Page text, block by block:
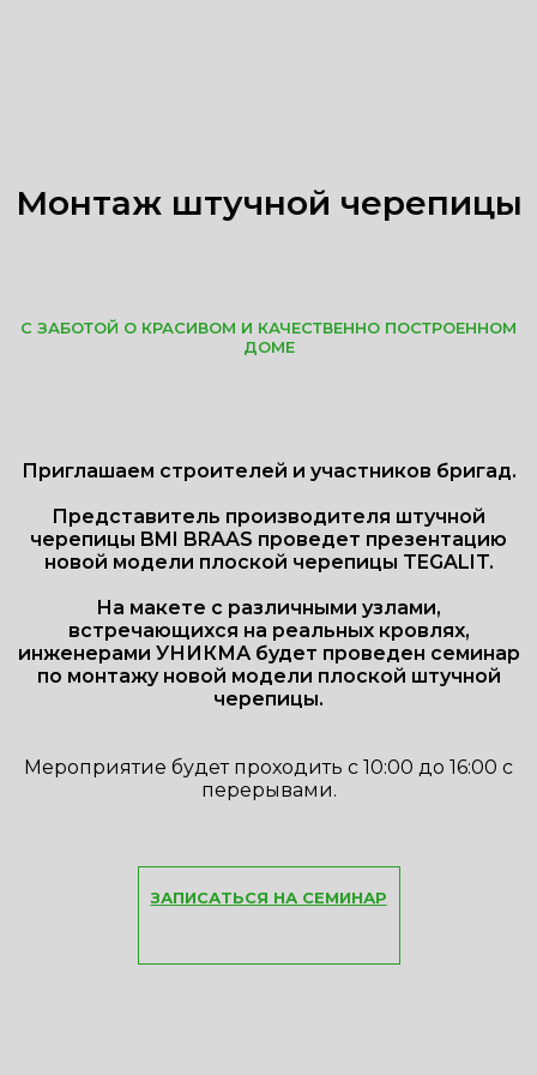
Монтаж штучной черепицы
С ЗАБОТОЙ О КРАСИВОМ И КАЧЕСТВЕННО ПОСТРОЕННОМ
ДОМЕ
Приглашаем строителей и участников бригад.
Представитель производителя штучной
черепицы BMI BRAAS проведет презентацию
новой модели плоской черепицы TEGALIT.
На макете с различными узлами,
встречающихся на реальных кровлях,
инженерами УНИКМА будет проведен семинар
по монтажу новой модели плоской штучной
черепицы.
Мероприятие будет проходить с 10:00 до 16:00 с
перерывами.
ЗАПИСАТЬСЯ НА СЕМИНАР